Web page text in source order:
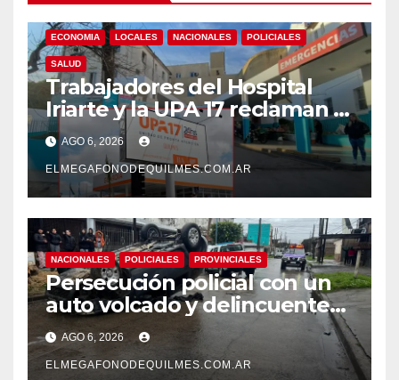
ECONOMIA LOCALES NACIONALES POLICIALES
SALUD
Trabajadores del Hospital
Iriarte y la UPA 17 reclaman el
pase a planta de becarios y
mejoras laborales
AGO 6, 2026
ELMEGAFONODEQUILMES.COM.AR
NACIONALES POLICIALES PROVINCIALES
Persecución policial con un
auto volcado y delincuentes
detenidos en San Francisco
Solano
AGO 6, 2026
ELMEGAFONODEQUILMES.COM.AR